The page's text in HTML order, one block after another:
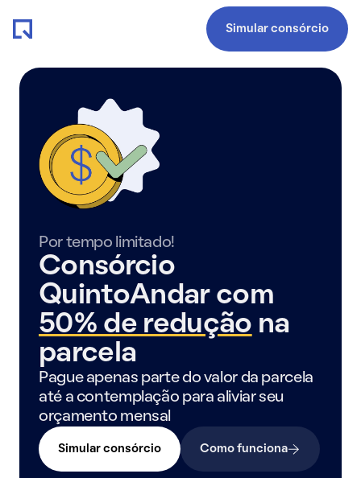
Simular consórcio
Por tempo limitado!
Consórcio
QuintoAndar com
50% de redução na
parcela
Pague apenas parte do valor da parcela
até a contemplação para aliviar seu
orçamento mensal
Simular consórcio Como funciona